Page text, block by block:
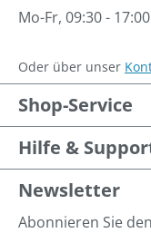
Mo-Fr, 09:30 -
Oder über unser
Shop-Service
Hilfe &
Newsletter
Abonnieren Sie